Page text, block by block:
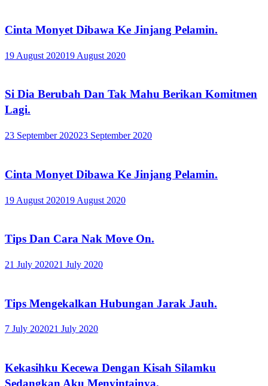
Cinta Monyet Dibawa Ke Jinjang Pelamin.
19 August 202019 August 2020
Si Dia Berubah Dan Tak Mahu Berikan Komitmen
Lagi.
23 September 202023 September 2020
Cinta Monyet Dibawa Ke Jinjang Pelamin.
19 August 202019 August 2020
Tips Dan Cara Nak Move On.
21 July 202021 July 2020
Tips Mengekalkan Hubungan Jarak Jauh.
7 July 202021 July 2020
Kekasihku Kecewa Dengan Kisah Silamku
Sedangkan Aku Menyintainya.